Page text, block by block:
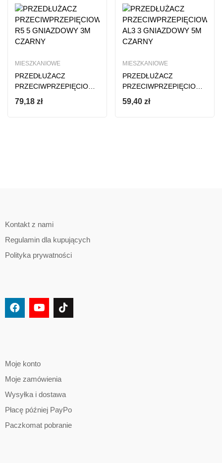
MIESZKANIOWE
PRZEDŁUŻACZ
PRZECIWPRZEPIĘCIOWY
R5 5 GNIAZDOWY 3M
CZARNY
79,18 zł
MIESZKANIOWE
PRZEDŁUŻACZ
PRZECIWPRZEPIĘCIOWY
AL3 3 GNIAZDOWY 5M
CZARNY
59,40 zł
Kontakt z nami
Regulamin dla kupujących
Polityka prywatności
Moje konto
Moje zamówienia
Wysyłka i dostawa
Płacę później PayPo
Paczkomat pobranie